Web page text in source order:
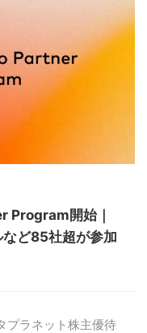
Program開始｜
など85社超が参加
プラネット株主優待